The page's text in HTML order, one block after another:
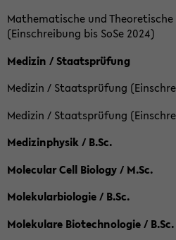
Mathematische und Theoretische
(Einschreibung bis SoSe 2024)
Medizin / Staatsprüfung
Medizin / Staatsprüfung
Medizin / Staatsprüfung
Medizinphysik / B.Sc.
Molecular Cell Biology / M.Sc.
Molekularbiologie / B.Sc.
Molekulare Biotechnologie / B.Sc.